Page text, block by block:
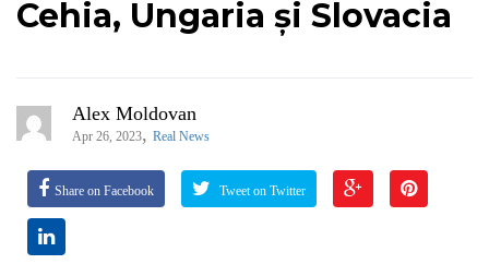
Cehia, Ungaria și Slovacia
Alex Moldovan
Apr 26, 2023, Real News
Share on Facebook Tweet on Twitter